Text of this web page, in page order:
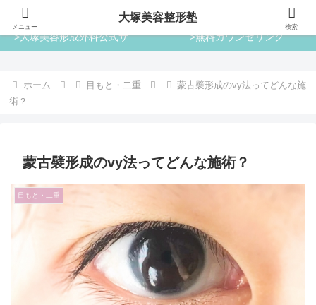
大塚美容整形塾
>大塚美容形成外科公式サイト >無料カウンセリング
ホーム 目もと・二重
蒙古襞形成のvy法ってどんな施
術？
蒙古襞形成のvy法ってどんな施術？
目もと・二重
メニュー
大塚美容整形塾
検索